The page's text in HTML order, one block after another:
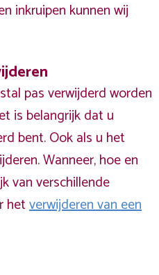
inkruipen kunnen wij
pas verwijderd worden
is belangrijk dat u
bent. Ook als u het
Wanneer, hoe en
van verschillende
hetverwijderen van een